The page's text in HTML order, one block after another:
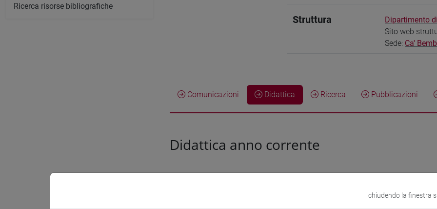
Struttura
Dipartimento
Sito web
Sede: Ca'
Comunicazioni Didattica Ricerca Pubblicazioni
Didattica anno corrente
Didattica a.a. 2026/2027
Ricerca risorse bibliografiche
chiudendo la finestra